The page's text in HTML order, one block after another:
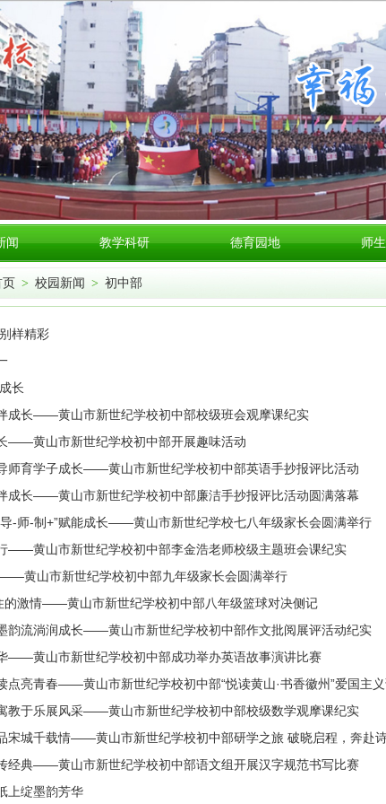
闻 教学科研 德育园地 师
页 > 校园新闻 > 初中部
样精彩
长
成长——黄山市新世纪学校初中部校级班会观摩课纪实
——黄山市新世纪学校初中部开展趣味活动
师育学子成长——黄山市新世纪学校初中部英语手抄报评比活动
成长——黄山市新世纪学校初中部廉洁手抄报评比活动圆满落幕
-师-制+”赋能成长——黄山市新世纪学校七八年级家长会圆满举行
——黄山市新世纪学校初中部李金浩老师校级主题班会课纪实
黄山市新世纪学校初中部九年级家长会圆满举行
的激情——黄山市新世纪学校初中部八年级篮球对决侧记
韵流淌润成长——黄山市新世纪学校初中部作文批阅展评活动纪实
——黄山市新世纪学校初中部成功举办英语故事演讲比赛
点亮青春——黄山市新世纪学校初中部“悦读黄山·书香徽州”爱国主
教于乐展风采——黄山市新世纪学校初中部校级数学观摩课纪实
宋城千载情——黄山市新世纪学校初中部研学之旅 破晓启程，奔赴
经典——黄山市新世纪学校初中部语文组开展汉字规范书写比赛
上绽墨韵芳华